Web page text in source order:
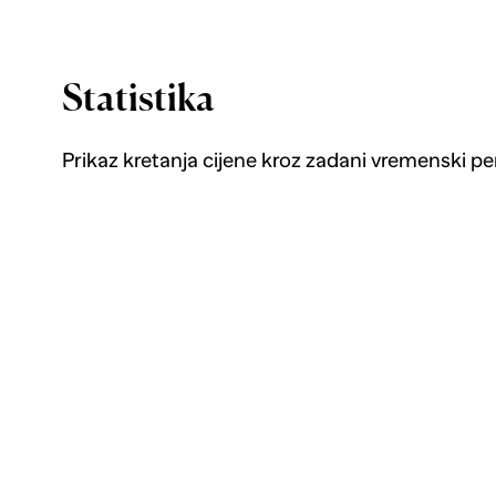
Statistika
Prikaz kretanja cijene kroz zadani vremenski